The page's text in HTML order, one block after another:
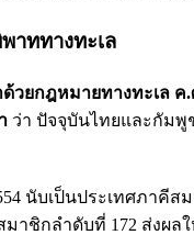
าททางทะเล
กฎหมายทางทะเล ค.ศ
ว่า ปัจจุบันไทยและกัมพู
นับเป็นประเทศภาคี
าชิกลำดับที่ 172 ส่งผล